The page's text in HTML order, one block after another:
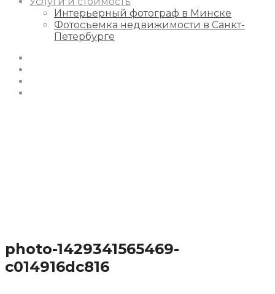
Интерьерный фотограф в Минске
Фотосъемка недвижимости в Санкт-
Петербурге
photo-1429341565469-
c014916dc816